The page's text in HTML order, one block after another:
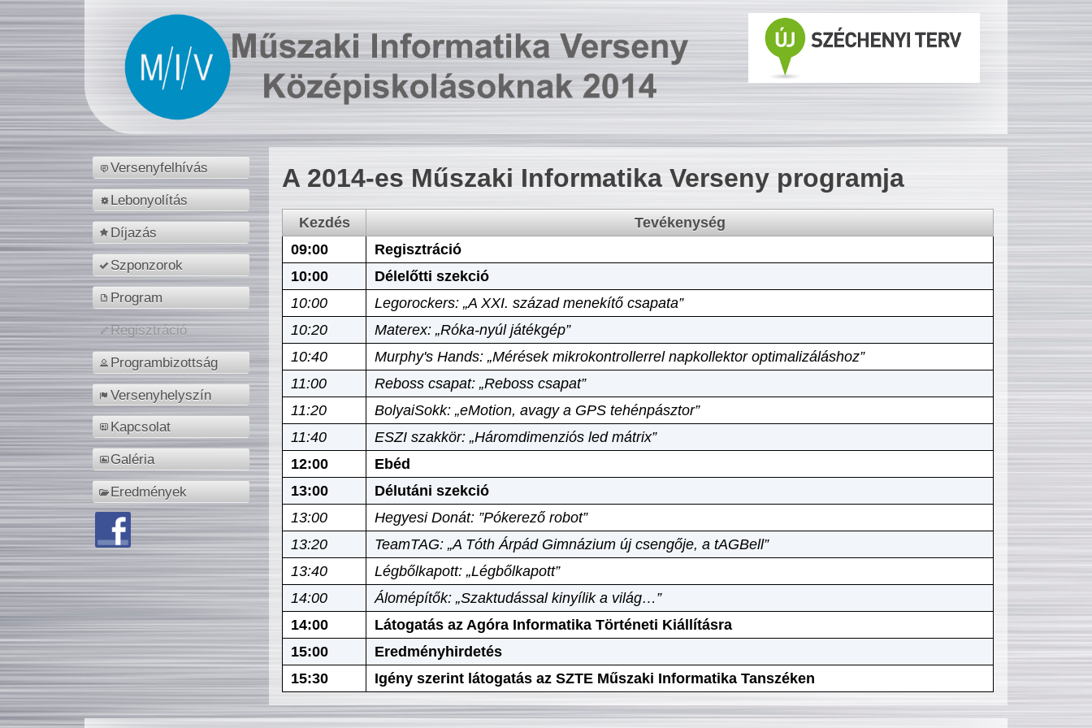
Versenyfelhívás
Lebonyolítás
Díjazás
Szponzorok
Program
Regisztráció
Programbizottság
Versenyhelyszín
Kapcsolat
Galéria
Eredmények
A 2014-es Műszaki Informatika Verseny programja
Kezdés
Tevékenység
09:00
Regisztráció
10:00
Délelőtti szekció
10:00
Legorockers: „A XXI. század menekítő csapata”
10:20
Materex: „Róka-nyúl játékgép”
10:40
Murphy's Hands: „Mérések mikrokontrollerrel napkollektor optimalizáláshoz”
11:00
Reboss csapat: „Reboss csapat”
11:20
BolyaiSokk: „eMotion, avagy a GPS tehénpásztor”
11:40
ESZI szakkör: „Háromdimenziós led mátrix”
12:00
Ebéd
13:00
Délutáni szekció
13:00
Hegyesi Donát: ”Pókerező robot”
13:20
TeamTAG: „A Tóth Árpád Gimnázium új csengője, a tAGBell”
13:40
Légbőlkapott: „Légbőlkapott”
14:00
Álomépítők: „Szaktudással kinyílik a világ…”
14:00
Látogatás az Agóra Informatika Történeti Kiállításra
15:00
Eredményhirdetés
15:30
Igény szerint látogatás az SZTE Műszaki Informatika Tanszéken